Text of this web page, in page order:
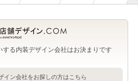
する内装デザイン会社はお決まりです
イン会社をお探しの方はこちら